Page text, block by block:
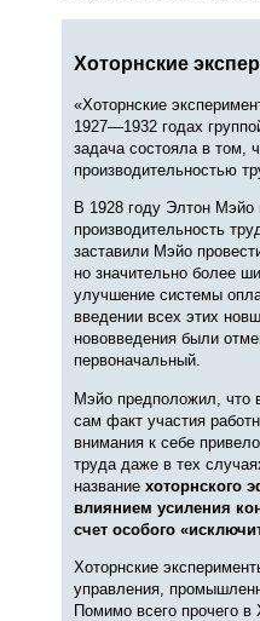
Хоторнские
«Хоторнские
1927—1932 годах
задача состояла в том,
производительностью
В 1928 году Элтон Мэйо
производительность
заставили Мэйо
но значительно более
улучшение системы
введении всех этих
нововведения были
первоначальный.
Мэйо предположил, что
сам факт участия
внимания к себе
труда даже в тех
название хоторнского
влиянием усиления
счет особого
Хоторнские
управления,
Помимо всего прочего